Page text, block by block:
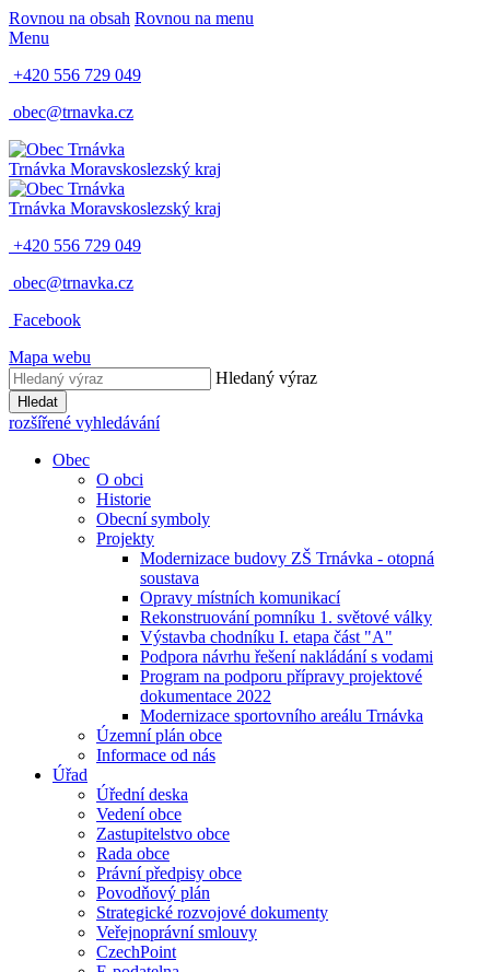
Rovnou na obsah Rovnou na menu
Menu
+420 556 729 049
obec@trnavka.cz
Trnávka Moravskoslezský kraj
Trnávka Moravskoslezský kraj
+420 556 729 049
obec@trnavka.cz
Facebook
Mapa webu
Hledaný výraz
Hledat
rozšířené vyhledávání
Obec
O obci
Historie
Obecní symboly
Projekty
Modernizace budovy ZŠ Trnávka - otopná
soustava
Opravy místních komunikací
Rekonstruování pomníku 1. světové války
Výstavba chodníku I. etapa část "A"
Podpora návrhu řešení nakládání s vodami
Program na podporu přípravy projektové
dokumentace 2022
Modernizace sportovního areálu Trnávka
Územní plán obce
Informace od nás
Úřad
Úřední deska
Vedení obce
Zastupitelstvo obce
Rada obce
Právní předpisy obce
Povodňový plán
Strategické rozvojové dokumenty
Veřejnoprávní smlouvy
CzechPoint